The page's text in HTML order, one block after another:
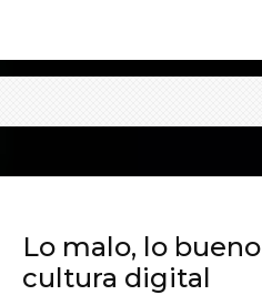
Lo malo, lo
cultura digital